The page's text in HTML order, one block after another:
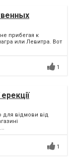
прибегая к
или Левитра. Вот
1
відмови від
1